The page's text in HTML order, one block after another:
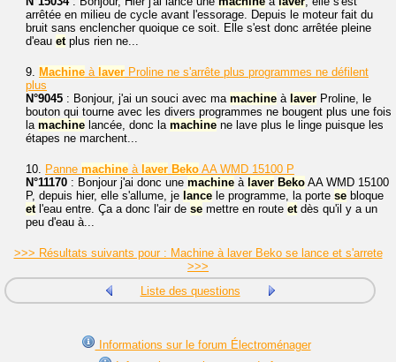
arrêtée en milieu de cycle avant l'essorage. Depuis le moteur fait du
bruit sans enclencher quoique ce soit. Elle s'est donc arrêtée pleine
d'eau etplus rien ne...
9. Machine à laver Proline ne s'arrête plus programmes ne défilent
plus
N°9045 : Bonjour, j'ai un souci avec ma machine à laver Proline, le
bouton qui tourne avec les divers programmes ne bougent plus une fois
la machine lancée, donc la machine ne lave plus le linge puisque les
étapes ne marchent...
10. Panne machine à laver Beko AA WMD 15100 P
N°11170 : Bonjour j'ai donc une machine à laver Beko AA WMD 15100
P, depuis hier, elle s'allume, je lance le programme, la porte se bloque
etl'eau entre. Ça a donc l'air de se mettre en route etdès qu'il y a un
peu d'eau à...
>>> Résultats suivants pour : Machine à laver Beko se lance et s'arrete
>>>
Liste des questions
Informations sur le forum Électroménager